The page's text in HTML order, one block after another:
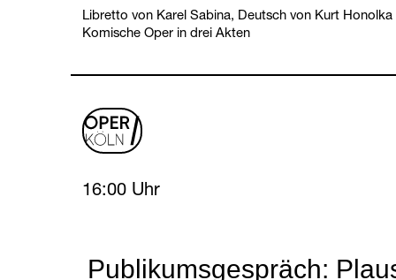
Libretto von Karel Sabina, Deutsch von Kurt Honolka
Komische Oper in drei Akten
Publikumsgespräch:
Sunday, 18 April 2027
16:00 Uhr
oper